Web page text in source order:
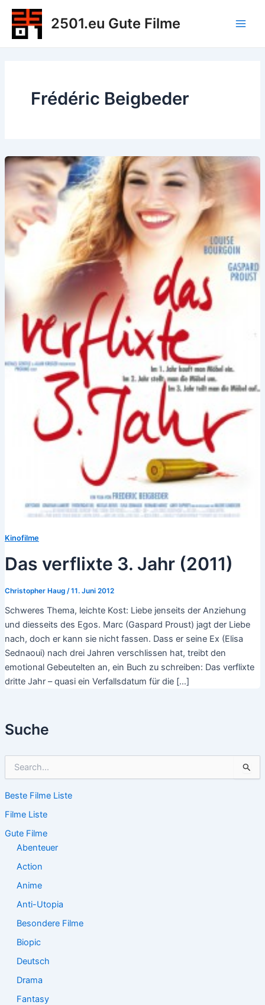
Zum
Inhalt
springen
2501.eu Gute Filme
Suche
h
n
n
Beste Filme Liste
Filme Liste
Gute Filme
Abenteuer
Action
Anime
Anti-Utopia
Besondere Filme
Biopic
Deutsch
Drama
Fantasy
Frédéric Beigbeder
Kinofilme
Das verflixte 3. Jahr (2011)
Christopher Haug /11. Juni 2012
Schweres Thema, leichte Kost: Liebe jenseits der Anziehung
und diesseits des Egos. Marc (Gaspard Proust) jagt der Liebe
nach, doch er kann sie nicht fassen. Dass er seine Ex (Elisa
Sednaoui) nach drei Jahren verschlissen hat, treibt den
emotional Gebeutelten an, ein Buch zu schreiben: Das verflixte
dritte Jahr – quasi ein Verfallsdatum für die […]